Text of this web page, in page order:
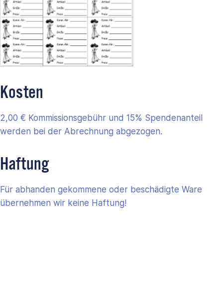
Kosten
2,00 € Kommissionsgebühr und 15% Spendenanteil
werden bei der Abrechnung abgezogen.
Haftung
Für abhanden gekommene oder beschädigte Ware
übernehmen wir keine Haftung!